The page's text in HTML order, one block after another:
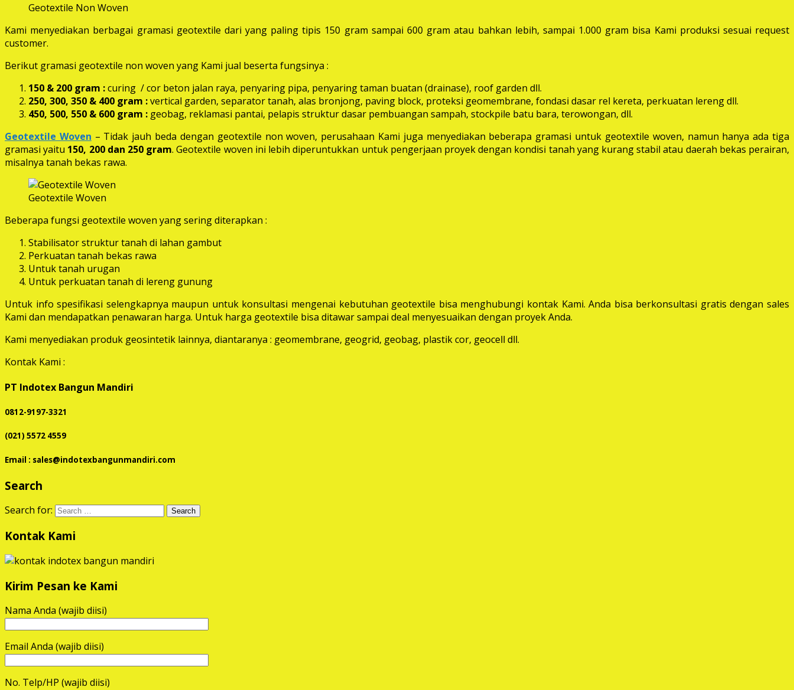
Geotextile Non Woven
Kami menyediakan berbagai gramasi geotextile dari yang paling tipis 150 gram sampai 600 gram atau bahkan lebih, sampai 1.000 gram bisa Kami produksi sesuai request
customer.
Berikut gramasi geotextile non woven yang Kami jual beserta fungsinya :
150 & 200 gram :curing / cor beton jalan raya, penyaring pipa, penyaring taman buatan (drainase), roof garden dll.
250, 300, 350 & 400 gram :vertical garden, separator tanah, alas bronjong, paving block, proteksi geomembrane, fondasi dasar rel kereta, perkuatan lereng dll.
450, 500, 550 & 600 gram : geobag, reklamasi pantai, pelapis struktur dasar pembuangan sampah, stockpile batu bara, terowongan, dll.
Geotextile Woven – Tidak jauh beda dengan geotextile non woven, perusahaan Kami juga menyediakan beberapa gramasi untuk geotextile woven, namun hanya ada tiga
gramasi yaitu 150, 200 dan 250 gram. Geotextile woven ini lebih diperuntukkan untuk pengerjaan proyek dengan kondisi tanah yang kurang stabil atau daerah bekas perairan,
misalnya tanah bekas rawa.
Geotextile Woven
Beberapa fungsi geotextile woven yang sering diterapkan :
Stabilisator struktur tanah di lahan gambut
Perkuatan tanah bekas rawa
Untuk tanah urugan
Untuk perkuatan tanah di lereng gunung
Untuk info spesifikasi selengkapnya maupun untuk konsultasi mengenai kebutuhan geotextile bisa menghubungi kontak Kami. Anda bisa berkonsultasi gratis dengan sales
Kami dan mendapatkan penawaran harga. Untuk harga geotextile bisa ditawar sampai deal menyesuaikan dengan proyek Anda.
Kami menyediakan produk geosintetik lainnya, diantaranya : geomembrane, geogrid, geobag, plastik cor, geocell dll.
Kontak Kami :
PT Indotex Bangun Mandiri
0812-9197-3321
(021) 5572 4559
Email : sales@indotexbangunmandiri.com
Search
Search for:
Kontak Kami
Kirim Pesan ke Kami
Nama Anda (wajib diisi)
Email Anda (wajib diisi)
No. Telp/HP (wajib diisi)